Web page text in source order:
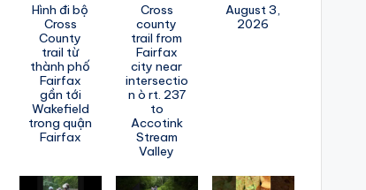
Hình đi bộ
Cross
County
trail từ
thành phố
Fairfax
gần tới
Wakefield
trong quận
Fairfax
Cross
county
trail from
Fairfax
city near
intersectio
n ò rt. 237
to
Accotink
Stream
Valley
August 3,
2026